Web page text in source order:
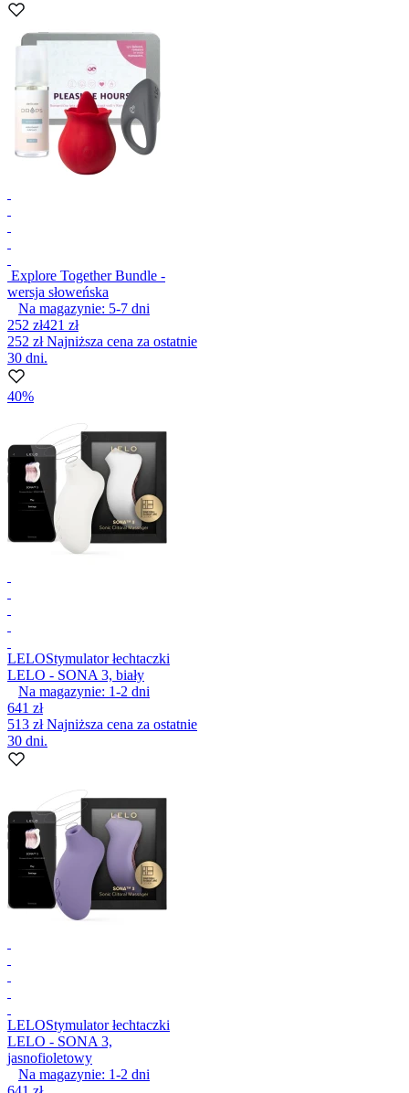
Explore Together Bundle -
wersja słoweńska
Na magazynie: 5-7 dni
252 zł421 zł
252 złNajniższa cena za ostatnie
30 dni.
40%
LELOStymulator łechtaczki
LELO - SONA 3, biały
Na magazynie: 1-2 dni
641 zł
513 złNajniższa cena za ostatnie
30 dni.
LELOStymulator łechtaczki
LELO - SONA 3,
jasnofioletowy
Na magazynie: 1-2 dni